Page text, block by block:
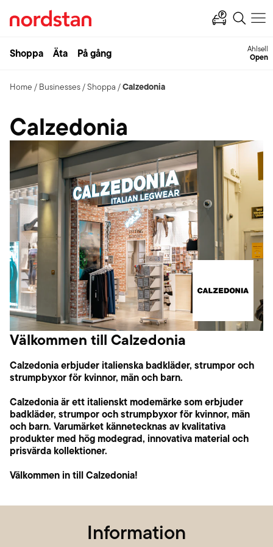
Shoppa Äta På gång Ahlsell
Open
Home / Businesses/Shoppa /Calzedonia
Calzedonia
Välkommen till Calzedonia
Calzedonia erbjuder italienska badkläder, strumpor och
strumpbyxor för kvinnor, män och barn.
Calzedonia är ett italienskt modemärke som erbjuder
badkläder, strumpor och strumpbyxor för kvinnor, män
och barn. Varumärket kännetecknas av kvalitativa
produkter med hög modegrad, innovativa material och
prisvärda kollektioner.
Välkommen in till Calzedonia!
Information